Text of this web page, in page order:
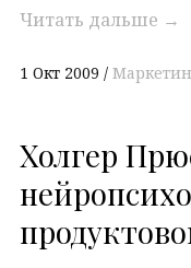
Читать дальше →
1 Окт 2009
Холгер